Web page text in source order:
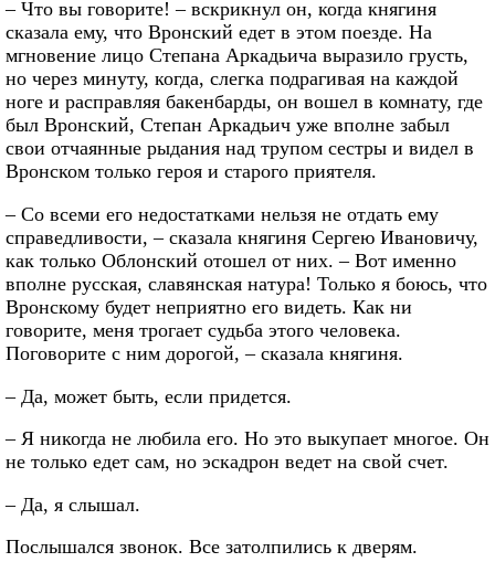
– Что вы говорите! – вскрикнул он, когда княгиня
сказала ему, что Вронский едет в этом поезде. На
мгновение лицо Степана Аркадьича выразило грусть,
но через минуту, когда, слегка подрагивая на каждой
ноге и расправляя бакенбарды, он вошел в комнату, где
был Вронский, Степан Аркадьич уже вполне забыл
свои отчаянные рыдания над трупом сестры и видел в
Вронском только героя и старого приятеля.
– Со всеми его недостатками нельзя не отдать ему
справедливости, – сказала княгиня Сергею Ивановичу,
как только Облонский отошел от них. – Вот именно
вполне русская, славянская натура! Только я боюсь, что
Вронскому будет неприятно его видеть. Как ни
говорите, меня трогает судьба этого человека.
Поговорите с ним дорогой, – сказала княгиня.
– Да, может быть, если придется.
– Я никогда не любила его. Но это выкупает многое. Он
не только едет сам, но эскадрон ведет на свой счет.
– Да, я слышал.
Послышался звонок. Все затолпились к дверям.